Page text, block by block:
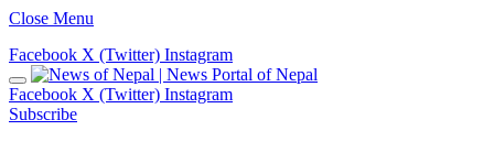
Close Menu
Facebook X (Twitter) Instagram
Facebook X (Twitter) Instagram
Subscribe